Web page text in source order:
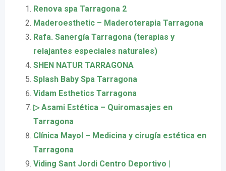
Renova spa Tarragona 2
Maderoesthetic – Maderoterapia Tarragona
Rafa. Sanergía Tarragona (terapias y
relajantes especiales naturales)
SHEN NATUR TARRAGONA
Splash Baby Spa Tarragona
Vidam Esthetics Tarragona
▷ Asami Estética – Quiromasajes en
Tarragona
Clínica Mayol – Medicina y cirugía estética en
Tarragona
Viding Sant Jordi Centro Deportivo |